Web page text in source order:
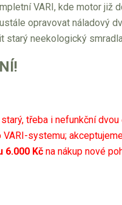
VARI, kde motor již
opravovat náladový
starý neekologický
třeba i nefunkční
VARI-systemu;
6.000 Kč na nákup nové